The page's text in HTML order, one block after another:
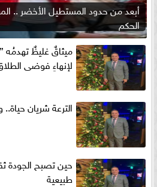
أبعد من حدود المستطيل الأخضر ..
الحكم
ميثاقٌ غليظٌ تهدمُه
لإنهاءِ فوضى
الترعة شريان
حين تصبح الجودة
طبيعية